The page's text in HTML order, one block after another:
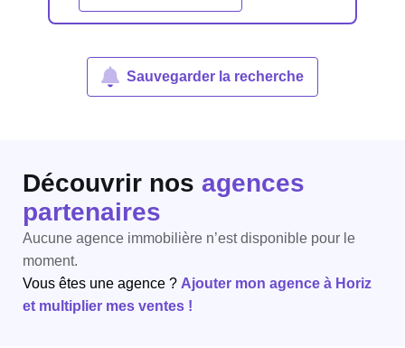
Sauvegarder la recherche
Découvrir nos agences
partenaires
Aucune agence immobilière n’est disponible pour le
moment.
Vous êtes une agence ? Ajouter mon agence à Horiz
et multiplier mes ventes !